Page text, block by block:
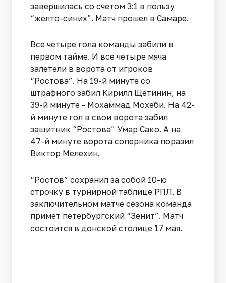
завершилась со счетом 3:1 в пользу
“желто-синих”. Матч прошел в Самаре.
Все четыре гола команды забили в
первом тайме. И все четыре мяча
залетели в ворота от игроков
“Ростова”. На 19-й минуте со
штрафного забил Кирилл Щетинин, на
39-й минуте - Мохаммад Мохеби. На 42-
й минуте гол в свои ворота забил
защитник “Ростова” Умар Сако. А на
47-й минуте ворота соперника поразил
Виктор Мелехин.
“Ростов” сохранил за собой 10-ю
строчку в турнирной таблице РПЛ. В
заключительном матче сезона команда
примет петербургский “Зенит”. Матч
состоится в донской столице 17 мая.